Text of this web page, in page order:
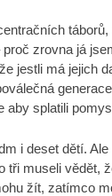
zrovna já
jestli má jejich
aby splatili
i deset dětí.
tři museli
žít, zatímco